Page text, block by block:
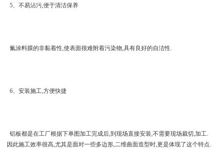
5、不易沾污,便于清洁保养
氟涂料膜的非黏着性,使表面很难附着污染物,具有良好的自洁性.
6、安装施工,方便快捷
铝板都是在工厂根据下单图加工完成后,到现场直接安装,不需要现场裁切,加工.
因此施工效率很高,尤其是面对一些多边形,二维曲面造型时,更是体现了这个特点.